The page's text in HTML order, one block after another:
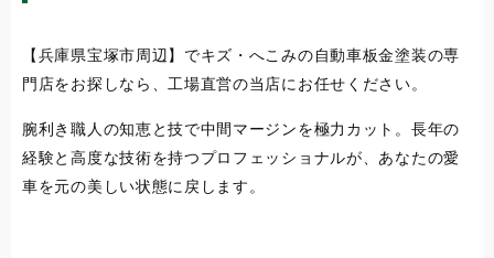
【兵庫県宝塚市周辺】でキズ・へこみの自動車板金塗装の専
門店をお探しなら、工場直営の当店にお任せください。
腕利き職人の知恵と技で中間マージンを極力カット。長年の
経験と高度な技術を持つプロフェッショナルが、あなたの愛
車を元の美しい状態に戻します。